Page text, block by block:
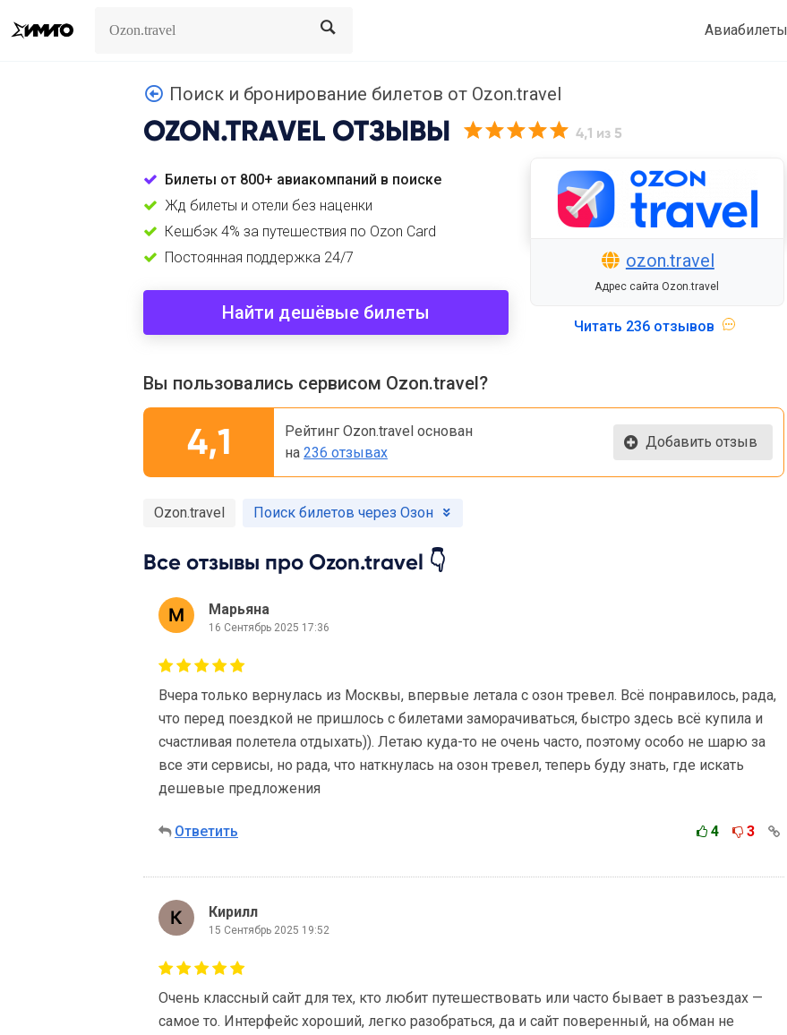
Search Авиабилеты
Поиск и бронирование билетов от Ozon.travel
OZON.TRAVEL ОТЗЫВЫ 4,1 из 5
Билеты от 800+ авиакомпаний в поиске
Жд билеты и отели без наценки
Кешбэк 4% за путешествия по Ozon Card
Постоянная поддержка 24/7
Найти дешёвые билеты
ozon.travel
Адрес сайта Ozon.travel
Читать 236 отзывов
Вы пользовались сервисом Ozon.travel?
4,1
Рейтинг Ozon.travel основан
на 236 отзывах
Добавить отзыв
Ozon.travel Поиск билетов через Озон
Все отзывы про Ozon.travel 👇
Марьяна
16 Сентябрь 2025 17:36
Вчера только вернулась из Москвы, впервые летала с озон тревел. Всё понравилось, рада,
что перед поездкой не пришлось с билетами заморачиваться, быстро здесь всё купила и
счастливая полетела отдыхать)). Летаю куда-то не очень часто, поэтому особо не шарю за
все эти сервисы, но рада, что наткнулась на озон тревел, теперь буду знать, где искать
дешевые предложения
Ответить 4 3
Кирилл
15 Сентябрь 2025 19:52
Очень классный сайт для тех, кто любит путешествовать или часто бывает в разъездах —
самое то. Интерфейс хороший, легко разобраться, да и сайт поверенный, на обман не